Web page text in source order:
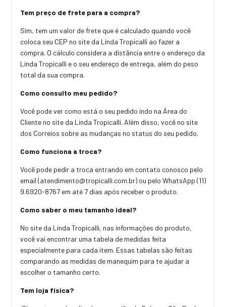
Tem preço de frete para a compra?
Sim, tem um valor de frete que é calculado quando você
coloca seu CEP no site da Linda Tropicalli ao fazer a
compra. O cálculo considera a distância entre o endereço da
Linda Tropicalli e o seu endereço de entrega, além do peso
total da sua compra.
Como consulto meu pedido?
Você pode ver como está o seu pedido indo na Área do
Cliente no site da Linda Tropicalli. Além disso, você no site
dos Correios sobre as mudanças no status do seu pedido.
Como funciona a troca?
Você pode pedir a troca entrando em contato conosco pelo
email (atendimento@tropicalli.com.br) ou pelo WhatsApp (11)
9.6920-8767 em até 7 dias após receber o produto.
Como saber o meu tamanho ideal?
No site da Linda Tropicalli, nas informações do produto,
você vai encontrar uma tabela de medidas feita
especialmente para cada item. Essas tabelas são feitas
comparando as medidas de manequim para te ajudar a
escolher o tamanho certo.
Tem loja física?